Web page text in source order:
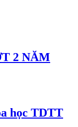
2 NĂM
học TDTT